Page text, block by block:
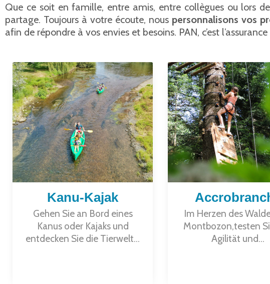
Que ce soit en famille, entre amis, entre collègues ou lors
partage. Toujours à votre écoute, nous personnalisons vos
afin de répondre à vos envies et besoins. PAN, c’est
Kanu-Kajak
Gehen Sie an Bord eines
Kanus oder Kajaks und
entdecken Sie die Tierwelt...
Im Herzen des
Montbozon,testen
Agilität und...